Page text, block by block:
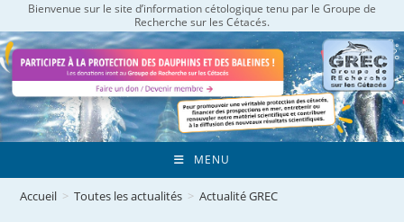
to
content
Bienvenue sur le site d’information cétologique tenu par le Groupe de
Recherche sur les Cétacés.
MENU
Accueil > Toutes les actualités > Actualité GREC